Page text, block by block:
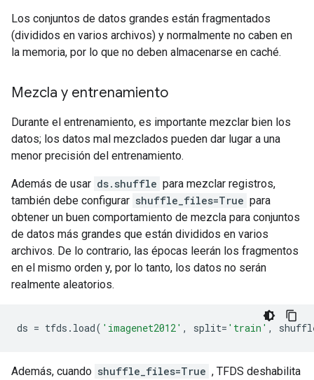
Los conjuntos de datos grandes están fragmentados
(divididos en varios archivos) y normalmente no caben en
la memoria, por lo que no deben almacenarse en caché.
Mezcla y entrenamiento
Durante el entrenamiento, es importante mezclar bien los
datos; los datos mal mezclados pueden dar lugar a una
menor precisión del entrenamiento.
Además de usar ds.shuffle para mezclar registros,
también debe configurar shuffle_files=True para
obtener un buen comportamiento de mezcla para conjuntos
de datos más grandes que están divididos en varios
archivos. De lo contrario, las épocas leerán los fragmentos
en el mismo orden y, por lo tanto, los datos no serán
realmente aleatorios.
ds = tfds . load( 'imagenet2012' , split= 'train' ,
Además, cuando shuffle_files=True , TFDS deshabilita